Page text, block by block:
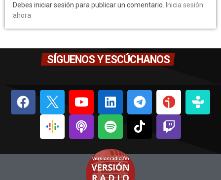
Debes iniciar sesión para publicar un comentario.
Inicia sesión
ahora
SÍGUENOS Y ESCÚCHANOS